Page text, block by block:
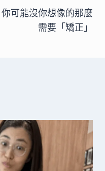
你可能沒你想像的那麼
需要「矯正」